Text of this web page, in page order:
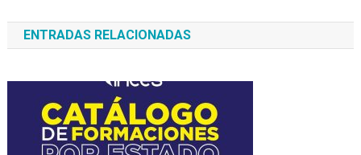
de
entradas
ENTRADAS RELACIONADAS